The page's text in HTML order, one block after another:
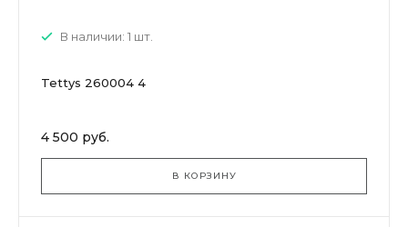
В наличии: 1 шт.
Tettys 260004 4
4 500 руб.
В КОРЗИНУ